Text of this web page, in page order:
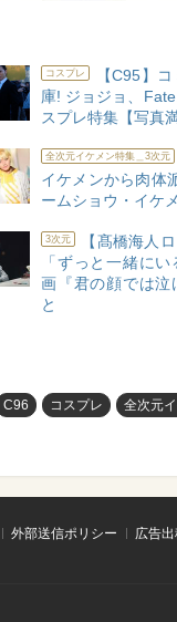
コスプレ
【C95】
庫! ジョジョ、
スプレ特集【写真満
全次元イケメン特集＿3次元
イケメンから肉体
ームショウ・イケ
3次元
【髙橋海人
「ずっと一緒に
画『君の顔では泣
と
C96 コスプレ 全次元
外部送信ポリシー
広告